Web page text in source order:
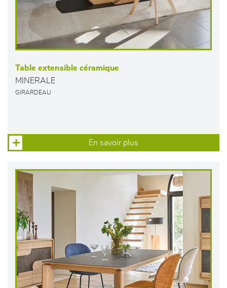
Table extensible céramique
MINERALE
GIRARDEAU
En savoir plus